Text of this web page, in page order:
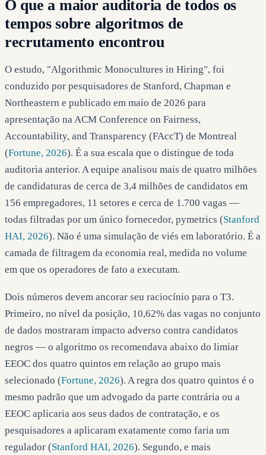
O que a maior auditoria de todos os
tempos sobre algoritmos de
recrutamento encontrou
O estudo, "Algorithmic Monocultures in Hiring", foi
conduzido por pesquisadores de Stanford, Chapman e
Northeastern e publicado em maio de 2026 para
apresentação na ACM Conference on Fairness,
Accountability, and Transparency (FAccT) de Montreal
(Fortune, 2026). É a sua escala que o distingue de toda
auditoria anterior. A equipe analisou mais de quatro milhões
de candidaturas de cerca de 3,4 milhões de candidatos em
156 empregadores, 11 setores e cerca de 1.700 vagas —
todas filtradas por um único fornecedor, pymetrics (Stanford
HAI, 2026). Não é uma simulação de viés em laboratório. É a
camada de filtragem da economia real, medida no volume
em que os operadores de fato a executam.
Dois números devem ancorar seu raciocínio para o T3.
Primeiro, no nível da posição, 10,62% das vagas no conjunto
de dados mostraram impacto adverso contra candidatos
negros — o algoritmo os recomendava abaixo do limiar
EEOC dos quatro quintos em relação ao grupo mais
selecionado (Fortune, 2026). A regra dos quatro quintos é o
mesmo padrão que um advogado da parte contrária ou a
EEOC aplicaria aos seus dados de contratação, e os
pesquisadores a aplicaram exatamente como faria um
regulador (Stanford HAI, 2026). Segundo, e mais